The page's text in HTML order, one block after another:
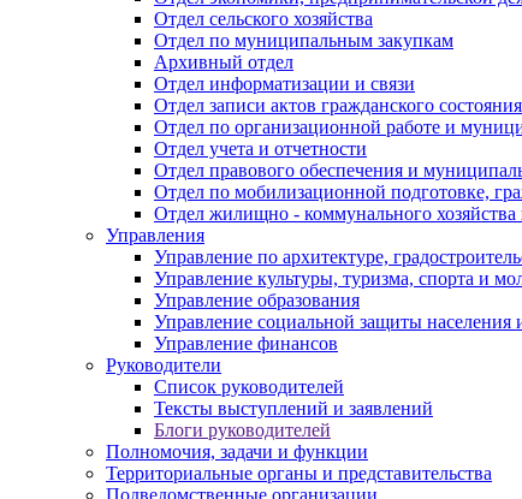
Отдел сельского хозяйства
Отдел по муниципальным закупкам
Архивный отдел
Отдел информатизации и связи
Отдел записи актов гражданского состояния
Отдел по организационной работе и
Отдел учета и отчетности
Отдел правового обеспечения и
Отдел по мобилизационной подготовке,
Отдел жилищно - коммунального хозяйства
Управления
Управление по архитектуре,
Управление культуры, туризма, спорта и
Управление образования
Управление социальной защиты населения
Управление финансов
Руководители
Список руководителей
Тексты выступлений и заявлений
Блоги руководителей
Полномочия, задачи и функции
Территориальные органы и представительства
Подведомственные организации